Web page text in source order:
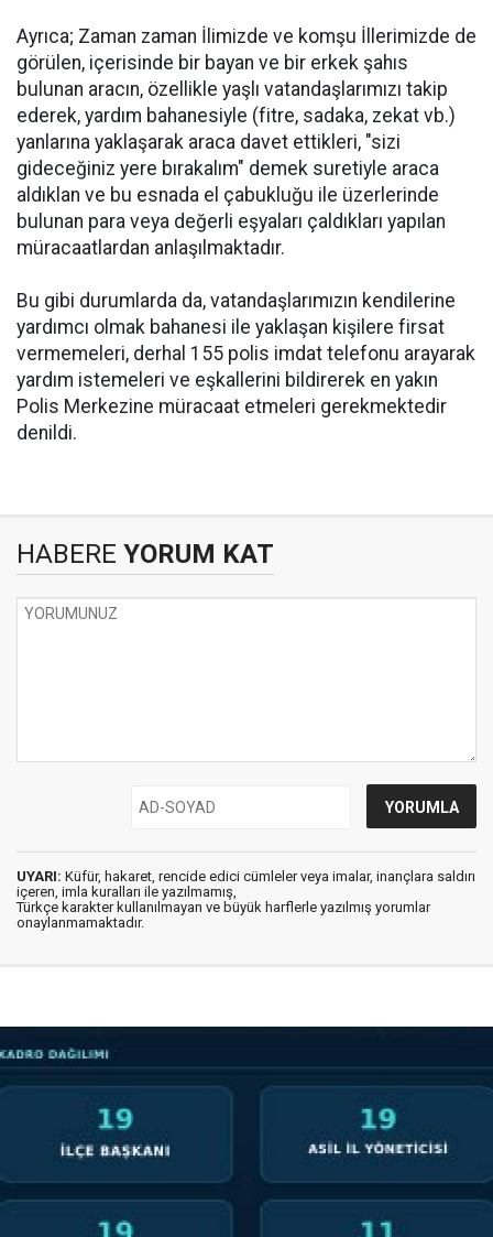
Ayrıca; Zaman zaman İlimizde ve komşu İllerimizde de
görülen, içerisinde bir bayan ve bir erkek şahıs
bulunan aracın, özellikle yaşlı vatandaşlarımızı takip
ederek, yardım bahanesiyle (fitre, sadaka, zekat vb.)
yanlarına yaklaşarak araca davet ettikleri, "sizi
gideceğiniz yere bırakalım" demek suretiyle araca
aldıklan ve bu esnada el çabukluğu ile üzerlerinde
bulunan para veya değerli eşyaları çaldıkları yapılan
müracaatlardan anlaşılmaktadır.
Bu gibi durumlarda da, vatandaşlarımızın kendilerine
yardımcı olmak bahanesi ile yaklaşan kişilere firsat
vermemeleri, derhal 155 polis imdat telefonu arayarak
yardım istemeleri ve eşkallerini bildirerek en yakın
Polis Merkezine müracaat etmeleri gerekmektedir
denildi.
HABERE YORUM KAT
UYARI: Küfür, hakaret, rencide edici cümleler veya imalar, inançlara saldırı
içeren, imla kuralları ile yazılmamış,
Türkçe karakter kullanılmayan ve büyük harflerle yazılmış yorumlar
onaylanmamaktadır.